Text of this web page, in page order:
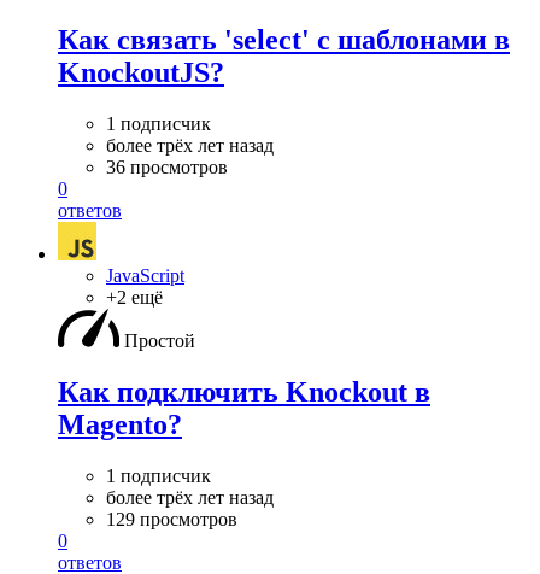
Как связать 'select' с шаблонами в
KnockoutJS?
1 подписчик
более трёх лет назад
36 просмотров
0
ответов
JavaScript
+2 ещё
Простой
Как подключить Knockout в
Magento?
1 подписчик
более трёх лет назад
129 просмотров
0
ответов